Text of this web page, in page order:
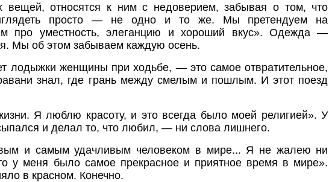
вещей, относятся к ним с недоверием, забывая о том, что
просто — не одно и то же. Мы претендуем на
про уместность, элеганцию и хороший вкус». Одежда —
Мы об этом забываем каждую осень.
лодыжки женщины при ходьбе, — это самое отвратительное,
знал, где грань между смелым и пошлым. И этот поезд
Я люблю красоту, и это всегда было моей религией». У
и делал то, что любил, — ни слова лишнего.
и самым удачливым человеком в мире... Я не жалею ни
у меня было самое прекрасное и приятное время в мире».
в красном. Конечно.